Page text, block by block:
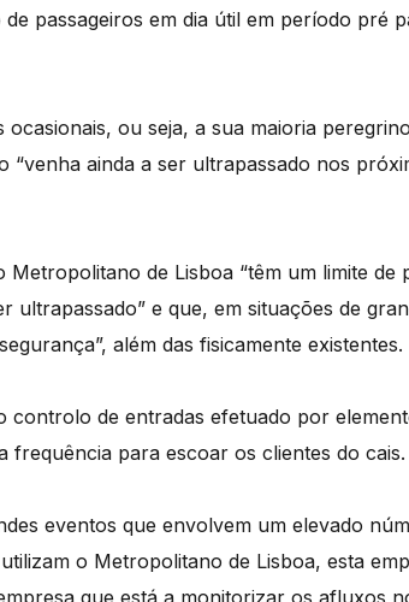
passageiros em dia útil em período pré
ou seja, a sua maioria
ainda a ser ultrapassado nos
de Lisboa “têm um limite de
e que, em situações de
além das fisicamente existentes.
controlo de entradas efetuado por
frequência para escoar os clientes do cais.
eventos que envolvem um elevado
o Metropolitano de Lisboa, esta
que está a monitorizar os afluxos